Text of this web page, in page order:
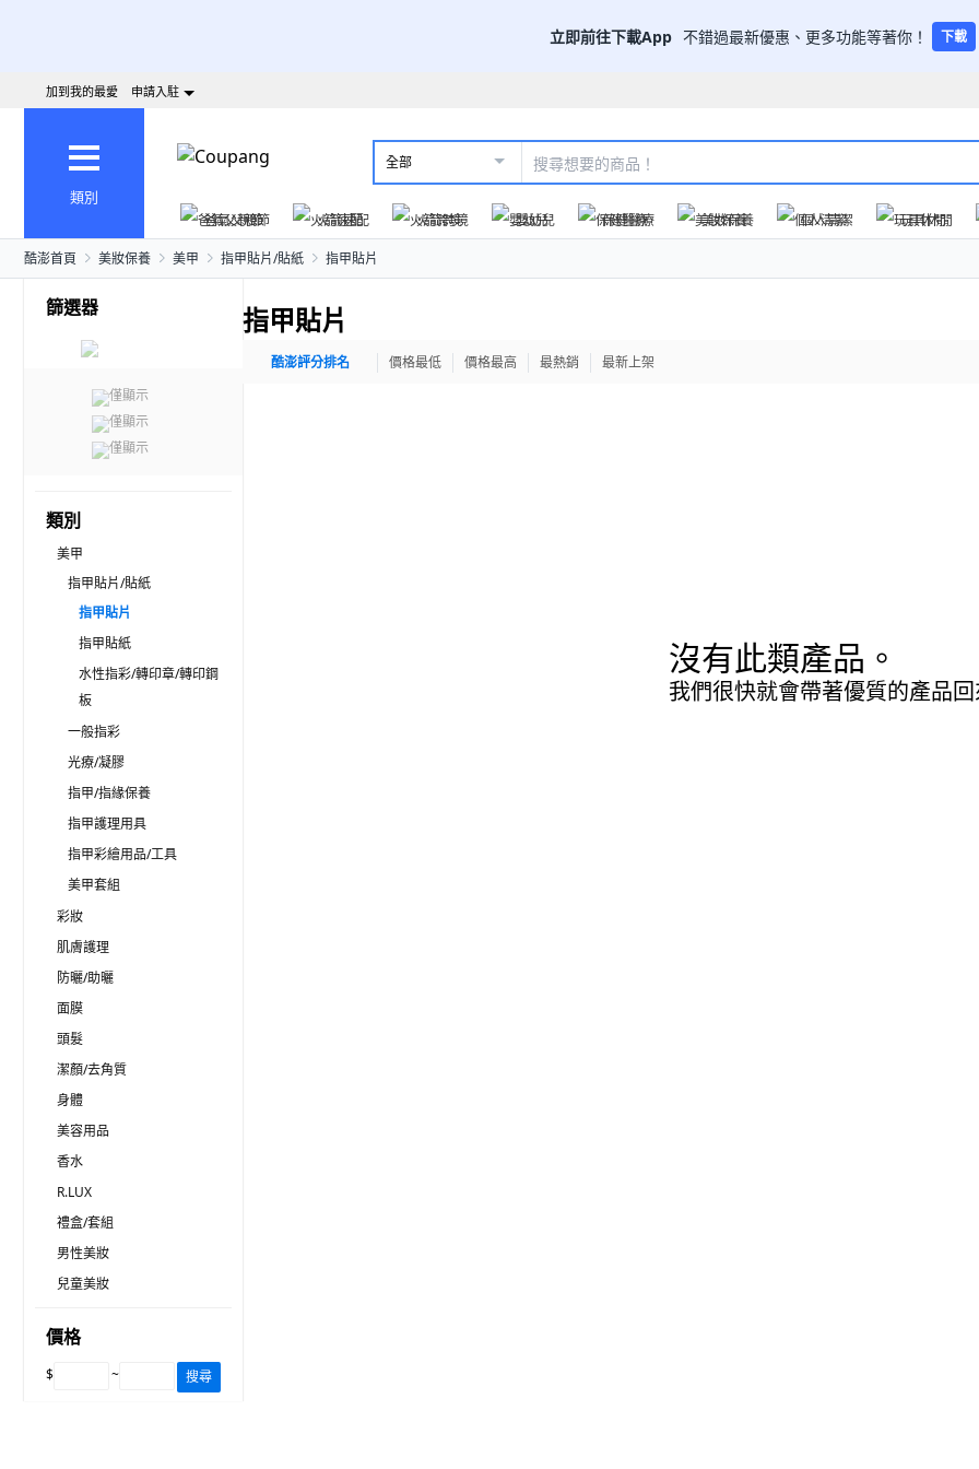
立即前往下載App 不錯過最新優惠、更多功能等著你！ 下載
加到我的最愛 申請入駐
類別
全部
爸氣父親節 火箭速配 火箭跨境 嬰幼兒 保健醫療 美妝保養 個人清潔 玩具休閒
酷澎首頁 美妝保養 美甲 指甲貼片/貼紙 指甲貼片
篩選器
僅顯示
僅顯示
僅顯示
類別
美甲
指甲貼片/貼紙
指甲貼片
指甲貼紙
水性指彩/轉印章/轉印鋼
板
一般指彩
光療/凝膠
指甲/指緣保養
指甲護理用具
指甲彩繪用品/工具
美甲套組
彩妝
肌膚護理
防曬/助曬
面膜
頭髮
潔顏/去角質
身體
美容用品
香水
R.LUX
禮盒/套組
男性美妝
兒童美妝
價格
$ ~ 搜尋
指甲貼片
酷澎評分排名 價格最低 價格最高 最熱銷 最新上架
沒有此類產品。
我們很快就會帶著優質的產品